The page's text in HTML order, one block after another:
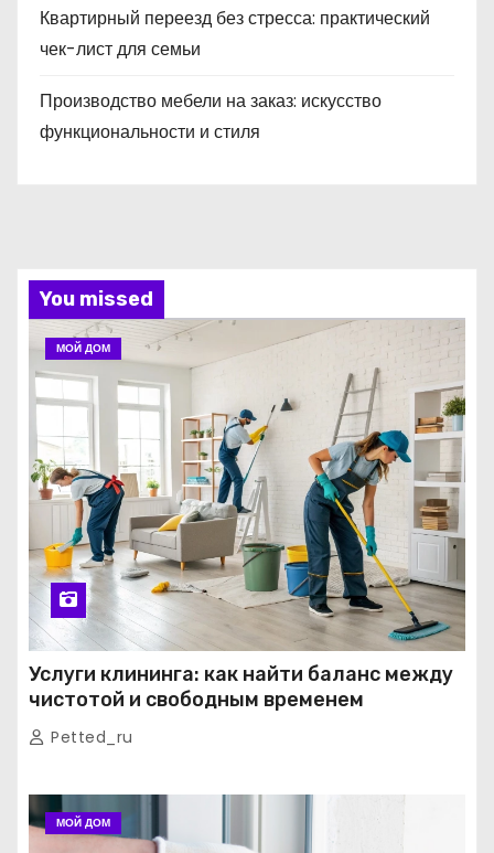
Квартирный переезд без стресса: практический
чек-лист для семьи
Производство мебели на заказ: искусство
функциональности и стиля
You missed
МОЙ ДОМ
Услуги клининга: как найти баланс между
чистотой и свободным временем
Petted_ru
МОЙ ДОМ